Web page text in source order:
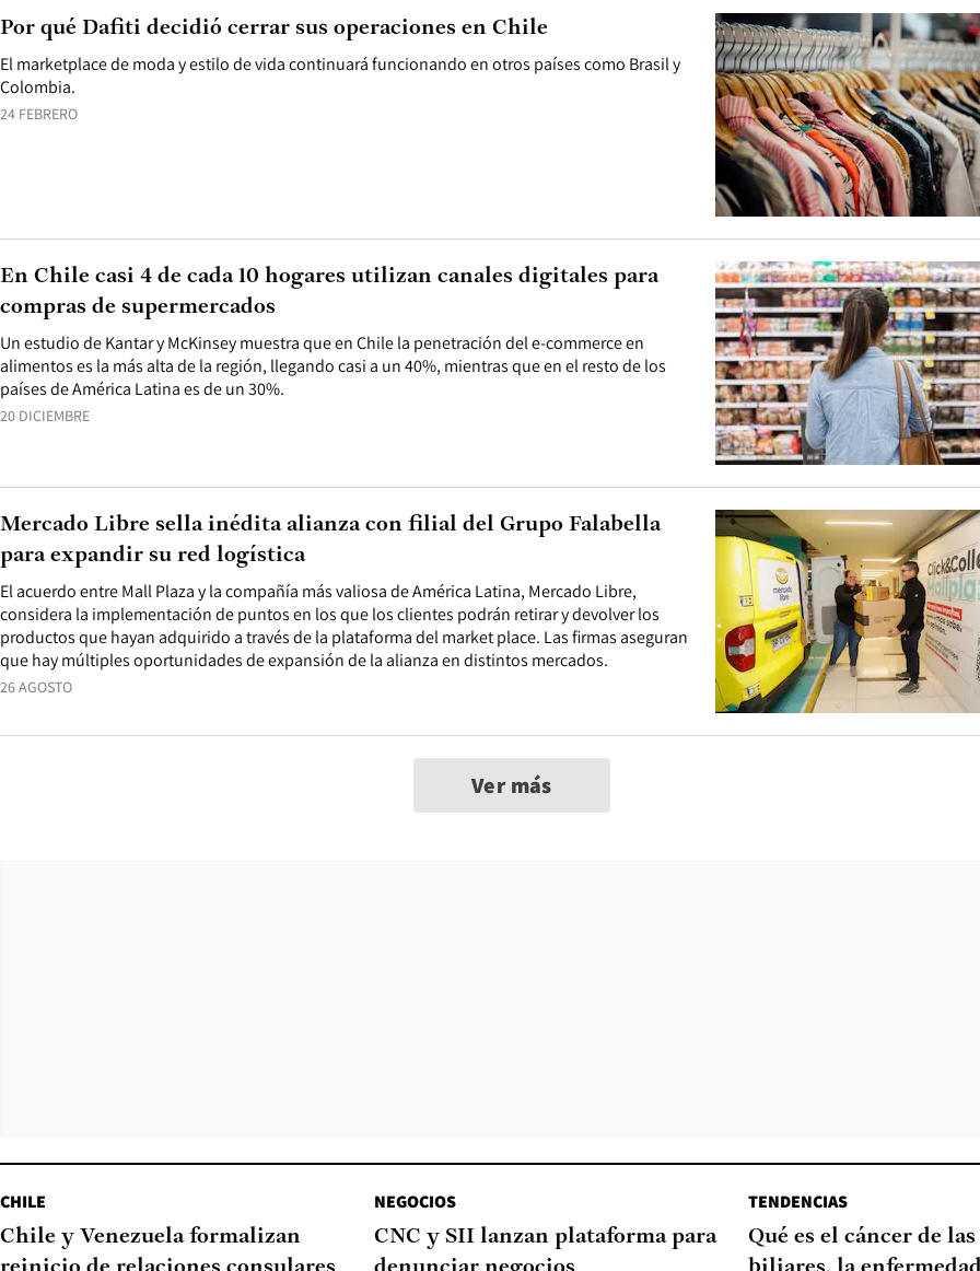
24 FEBRERO
El marketplace de moda y estilo de vida continuará funcionando en otros países como Brasil y
Colombia.
Por qué Dafiti decidió cerrar sus operaciones en Chile
20 DICIEMBRE
Un estudio de Kantar y McKinsey muestra que en Chile la penetración del e-commerce en
alimentos es la más alta de la región, llegando casi a un 40%, mientras que en el resto de los
países de América Latina es de un 30%.
En Chile casi 4 de cada 10 hogares utilizan canales digitales para
compras de supermercados
26 AGOSTO
El acuerdo entre Mall Plaza y la compañía más valiosa de América Latina, Mercado Libre,
considera la implementación de puntos en los que los clientes podrán retirar y devolver los
productos que hayan adquirido a través de la plataforma del market place. Las firmas aseguran
que hay múltiples oportunidades de expansión de la alianza en distintos mercados.
Mercado Libre sella inédita alianza con filial del Grupo Falabella
para expandir su red logística
Ver más
CHILE
Chile y Venezuela formalizan
NEGOCIOS
CNC y SII lanzan plataforma para
TENDENCIAS
Qué es el cáncer de